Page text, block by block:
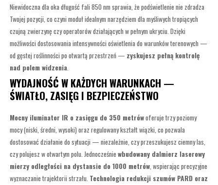
Niewidoczna dla oka długość fali 850 nm sprawia, że podświetlenie nie zdradza
Twojej pozycji, co czyni moduł idealnym narzędziem dla myśliwych tropiących
czujną zwierzynę czy operatorów działających w pełnym ukryciu. Dzięki
możliwości dostosowania intensywności oświetlenia do warunków terenowych —
od gęstej roślinności po otwartą przestrzeń — zyskujesz pełną kontrolę
nad polem widzenia
WYDAJNOŚĆ W KAŻDYCH WARUNKACH —
ŚWIATŁO, ZASIĘG I BEZPIECZEŃSTWO
Mocny iluminator IR o zasięgu do 350 metrówoferuje trzy poziomy
mocy (niski, średni, wysoki) oraz regulowany kształt wiązki, co pozwala
dostosować działanie do sytuacji — niezależnie, czy przeszukujesz ciemny las,
czy polujesz w otwartym polu. Jednocześnie wbudowany dalmierz laserowy
mierzy odległości na dystansie do 1000 metrów, wspierając precyzyjne
wyznaczanie trajektorii strzału. Technologia redukcji szumów PARD oraz